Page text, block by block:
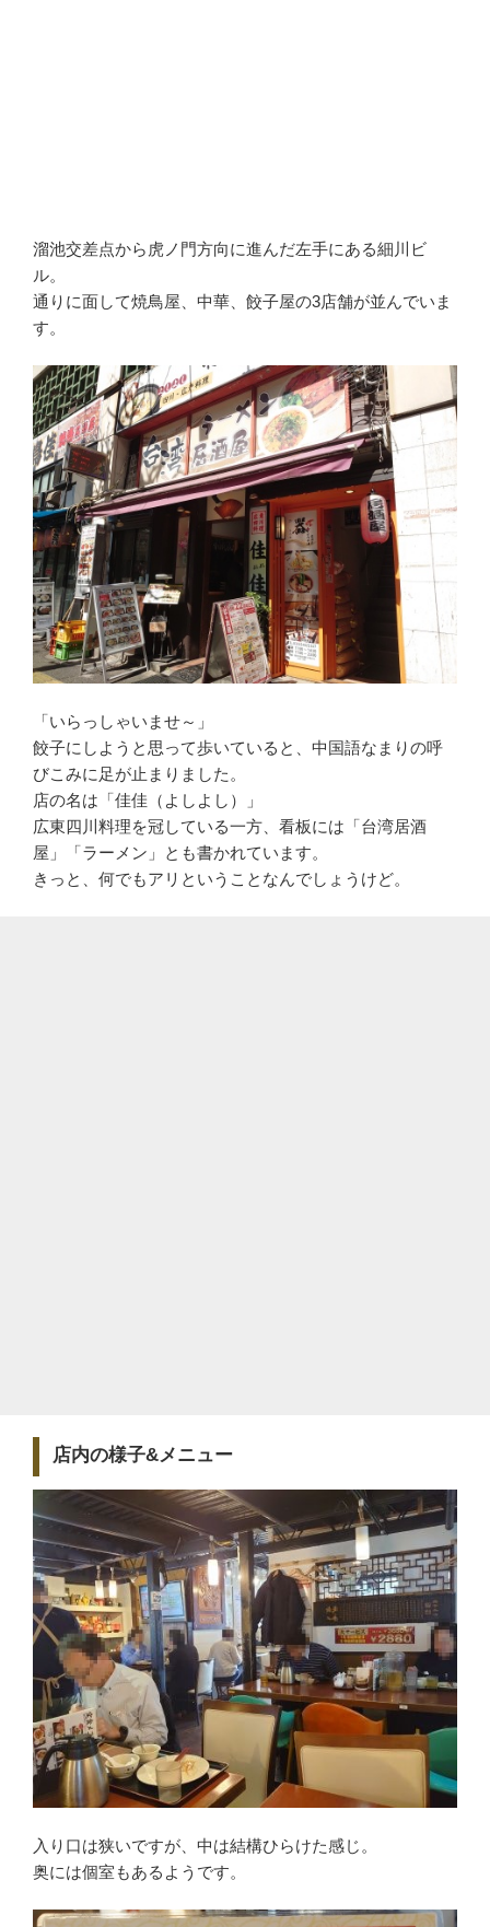
溜池交差点から虎ノ門方向に進んだ左手にある細川ビ
ル。
通りに面して焼鳥屋、中華、餃子屋の3店舗が並んでいま
す。
「いらっしゃいませ～」
餃子にしようと思って歩いていると、中国語なまりの呼
びこみに足が止まりました。
店の名は「佳佳（よしよし）」
広東四川料理を冠している一方、看板には「台湾居酒
屋」「ラーメン」とも書かれています。
きっと、何でもアリということなんでしょうけど。
店内の様子&メニュー
入り口は狭いですが、中は結構ひらけた感じ。
奥には個室もあるようです。